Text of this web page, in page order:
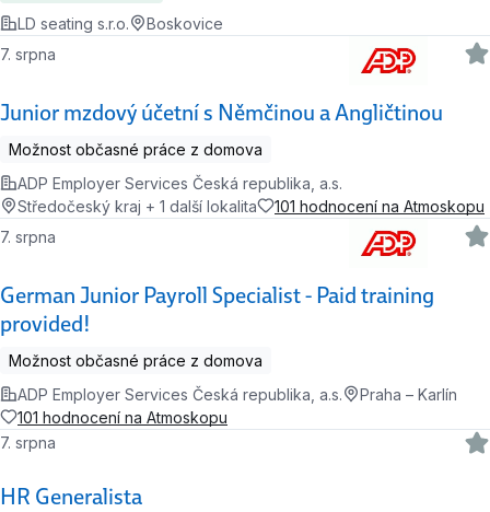
LD seating s.r.o.
Boskovice
Junior mzdový účetní s Němčinou a Angličtinou
7. srpna
Možnost občasné práce z domova
ADP Employer Services Česká republika, a.s.
Středočeský kraj + 1 další lokalita
101 hodnocení na Atmoskopu
German Junior Payroll Specialist - Paid training
provided!
7. srpna
Možnost občasné práce z domova
ADP Employer Services Česká republika, a.s.
Praha – Karlín
101 hodnocení na Atmoskopu
HR Generalista
7. srpna